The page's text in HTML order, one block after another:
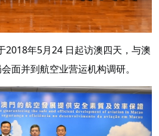
2018年5月24 日起访澳四天，与澳
面并到航空业营运机构调研。